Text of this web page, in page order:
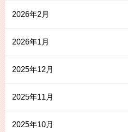
2026年2月
2026年1月
2025年12月
2025年11月
2025年10月